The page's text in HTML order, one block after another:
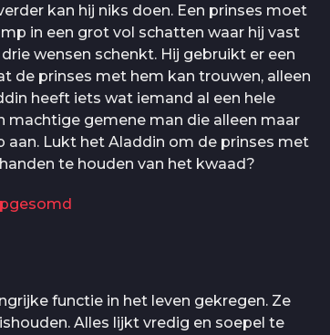
kan hij niks doen. Een prinses moet
in een grot vol schatten waar hij vast
wensen schenkt. Hij gebruikt er een
de prinses met hem kan trouwen, alleen
heeft iets wat iemand al een hele
machtige gemene man die alleen maar
Lukt het Aladdin om de prinses met
te houden van het kwaad?
functie in het leven gekregen. Ze
Alles lijkt vredig en soepel te